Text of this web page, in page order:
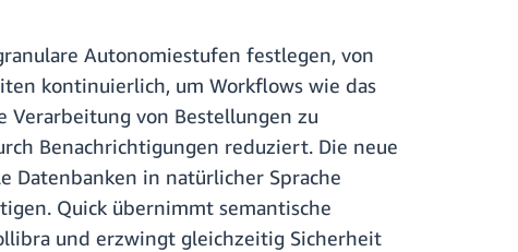
Autonomiestufen festlegen, von
kontinuierlich, um Workflows wie das
Verarbeitung von Bestellungen zu
Benachrichtigungen reduziert. Die neue
Datenbanken in natürlicher Sprache
Quick übernimmt semantische
und erzwingt gleichzeitig Sicherheit